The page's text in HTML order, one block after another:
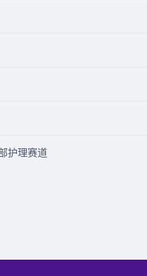
护理赛道